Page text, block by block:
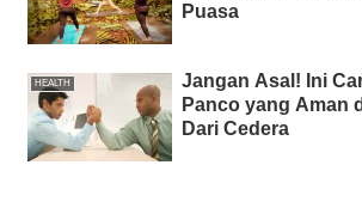
Puasa
HEALTH
Jangan Asal! Ini
Panco yang Aman
Dari Cedera